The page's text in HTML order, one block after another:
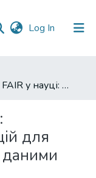
Log In (current)
Принципи FAIR у науці: формування компетенцій для належного управління даними досліджень
для
даними